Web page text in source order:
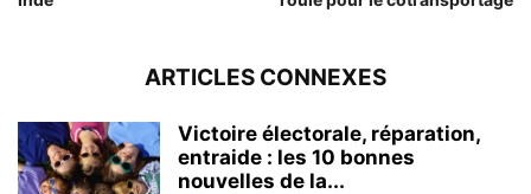
ARTICLES CONNEXES
Victoire électorale, réparation,
entraide : les 10 bonnes
nouvelles de la...